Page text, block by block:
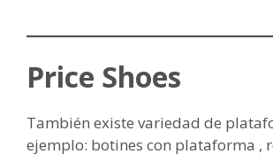
Price Shoes
También existe variedad de
ejemplo: botines con plataforma ,